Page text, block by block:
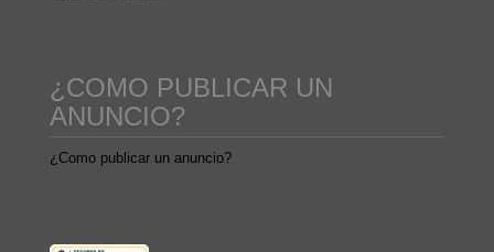
¿COMO PUBLICAR UN
ANUNCIO?
¿Como publicar un anuncio?